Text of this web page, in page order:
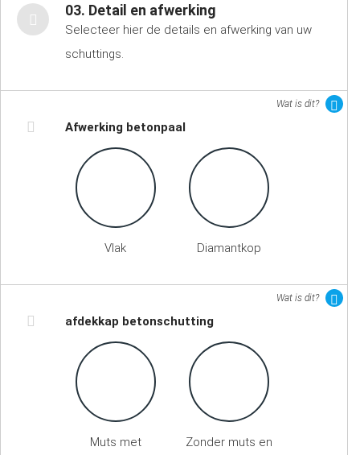
03. Detail en afwerking
Selecteer hier de details en afwerking van uw
schuttings.
Wat is dit?
Afwerking betonpaal
Vlak Diamantkop
Wat is dit?
afdekkap betonschutting
Muts met
Zonder muts en